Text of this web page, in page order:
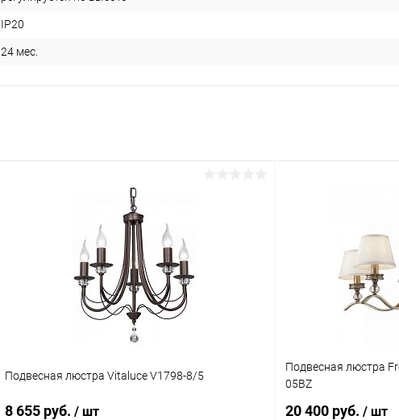
IP20
24 мес.
Подвесная люстра Vitaluce V1798-8/5
8 655 руб. / шт
Подвесная люстра
05BZ
20 400 руб. / шт